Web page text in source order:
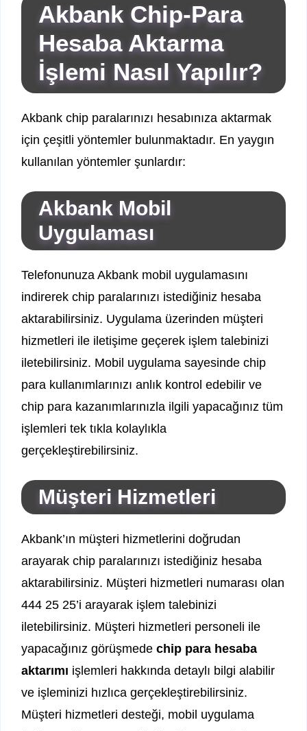
Akbank Chip-Para
Hesaba Aktarma
İşlemi Nasıl Yapılır?
Akbank chip paralarınızı hesabınıza aktarmak
için çeşitli yöntemler bulunmaktadır. En yaygın
kullanılan yöntemler şunlardır:
Akbank Mobil
Uygulaması
Telefonunuza Akbank mobil uygulamasını
indirerek chip paralarınızı istediğiniz hesaba
aktarabilirsiniz. Uygulama üzerinden müşteri
hizmetleri ile iletişime geçerek işlem talebinizi
iletebilirsiniz. Mobil uygulama sayesinde chip
para kullanımlarınızı anlık kontrol edebilir ve
chip para kazanımlarınızla ilgili yapacağınız tüm
işlemleri tek tıkla kolaylıkla
gerçekleştirebilirsiniz.
Müşteri Hizmetleri
Akbank’ın müşteri hizmetlerini doğrudan
arayarak chip paralarınızı istediğiniz hesaba
aktarabilirsiniz. Müşteri hizmetleri numarası olan
444 25 25’i arayarak işlem talebinizi
iletebilirsiniz. Müşteri hizmetleri personeli ile
yapacağınız görüşmede chip para hesaba
aktarımı işlemleri hakkında detaylı bilgi alabilir
ve işleminizi hızlıca gerçekleştirebilirsiniz.
Müşteri hizmetleri desteği, mobil uygulama